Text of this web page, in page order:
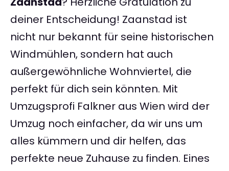
deiner Entscheidung! Zaanstad ist
nicht nur bekannt für seine historischen
Windmühlen, sondern hat auch
außergewöhnliche Wohnviertel, die
perfekt für dich sein könnten. Mit
Umzugsprofi Falkner aus Wien wird der
Umzug noch einfacher, da wir uns um
alles kümmern und dir helfen, das
perfekte neue Zuhause zu finden. Eines